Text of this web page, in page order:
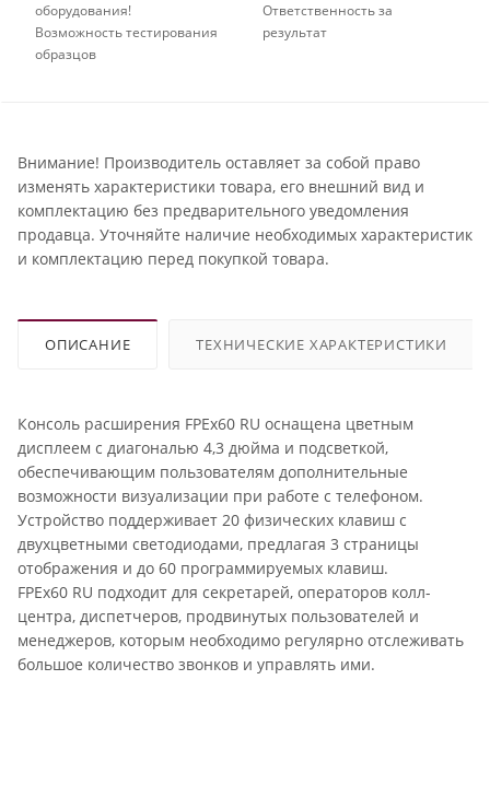
оборудования!
Возможность тестирования
образцов
Ответственность за
результат
Внимание! Производитель оставляет за собой право
изменять характеристики товара, его внешний вид и
комплектацию без предварительного уведомления
продавца. Уточняйте наличие необходимых характеристик
и комплектацию перед покупкой товара.
ОПИСАНИЕ ТЕХНИЧЕСКИЕ ХАРАКТЕРИСТИКИ
Консоль расширения FPEx60 RU оснащена цветным
дисплеем с диагональю 4,3 дюйма и подсветкой,
обеспечивающим пользователям дополнительные
возможности визуализации при работе с телефоном.
Устройство поддерживает 20 физических клавиш с
двухцветными светодиодами, предлагая 3 страницы
отображения и до 60 программируемых клавиш.
FPEx60 RU подходит для секретарей, операторов колл-
центра, диспетчеров, продвинутых пользователей и
менеджеров, которым необходимо регулярно отслеживать
большое количество звонков и управлять ими.